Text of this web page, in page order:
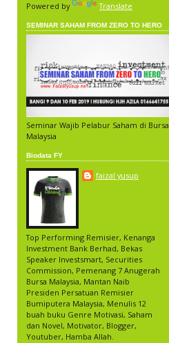
Powered by Translate
SEMINAR SAHAM FROM ZERO TO HERO
Seminar Wajib Pelabur Saham di Bursa
Malaysia
Biodata FY
faizal yusup
Top Performing Remisier, Kenanga
Investment Bank Berhad, Bekas
Speaker Investsmart, Securities
Commission, Pemenang 7 Anugerah
Bursa Malaysia, Mantan Naib
Presiden Persatuan Remisier
Bumiputera Malaysia, Menulis 12
buah buku Genre Motivasi, Saham
dan Novel, Motivator, Blogger,
Youtuber, Hamba Allah.